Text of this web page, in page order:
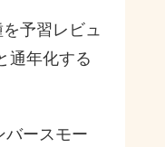
予習レビュ
通年化する
バースモー